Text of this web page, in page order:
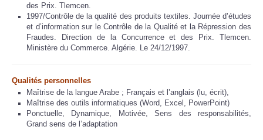
des Prix. Tlemcen.
1997/Contrôle de la qualité des produits textiles. Journée d’études
et d’information sur le Contrôle de la Qualité et la Répression des
Fraudes. Direction de la Concurrence et des Prix. Tlemcen.
Ministère du Commerce. Algérie. Le 24/12/1997.
Qualités personnelles
Maîtrise de la langue Arabe ; Français et l’anglais (lu, écrit),
Maîtrise des outils informatiques (Word, Excel, PowerPoint)
Ponctuelle, Dynamique, Motivée, Sens des responsabilités,
Grand sens de l’adaptation